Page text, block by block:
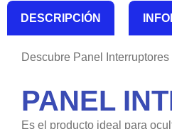
DESCRIPCIÓN
Descubre Panel
PANEL
Es el producto ideal para